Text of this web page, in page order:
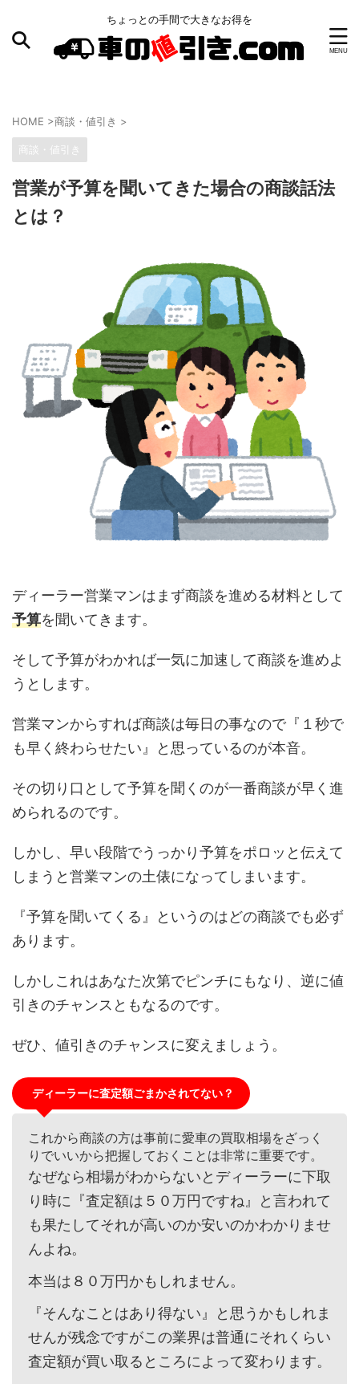
ちょっとの手間で大きなお得を
HOME >商談・値引き >
商談・値引き
営業が予算を聞いてきた場合の商談話法
とは？
ディーラー営業マンはまず商談を進める材料として
予算を聞いてきます。
そして予算がわかれば一気に加速して商談を進めよ
うとします。
営業マンからすれば商談は毎日の事なので『１秒で
も早く終わらせたい』と思っているのが本音。
その切り口として予算を聞くのが一番商談が早く進
められるのです。
しかし、早い段階でうっかり予算をポロッと伝えて
しまうと営業マンの土俵になってしまいます。
『予算を聞いてくる』というのはどの商談でも必ず
あります。
しかしこれはあなた次第でピンチにもなり、逆に値
引きのチャンスともなるのです。
ぜひ、値引きのチャンスに変えましょう。
ディーラーに査定額ごまかされてない？
これから商談の方は事前に愛車の買取相場をざっく
りでいいから把握しておくことは非常に重要です。
なぜなら相場がわからないとディーラーに下取
り時に『査定額は５０万円ですね』と言われて
も果たしてそれが高いのか安いのかわかりませ
んよね。
本当は８０万円かもしれません。
『そんなことはあり得ない』と思うかもしれま
せんが残念ですがこの業界は普通にそれくらい
査定額が買い取るところによって変わります。